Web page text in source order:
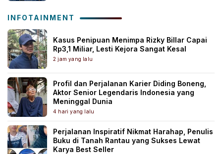
INFOTAINMENT
Kasus Penipuan Menimpa Rizky Billar Capai
Rp3,1 Miliar, Lesti Kejora Sangat Kesal
2 jam yang lalu
Profil dan Perjalanan Karier Diding Boneng,
Aktor Senior Legendaris Indonesia yang
Meninggal Dunia
4 hari yang lalu
Perjalanan Inspiratif Nikmat Harahap, Penulis
Buku di Tanah Rantau yang Sukses Lewat
Karya Best Seller